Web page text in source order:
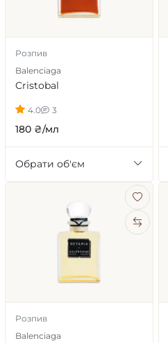
Розпив
Balenciaga
Cristobal
4.0 3
180 ₴/мл
Обрати об'єм
Розпив
Balenciaga